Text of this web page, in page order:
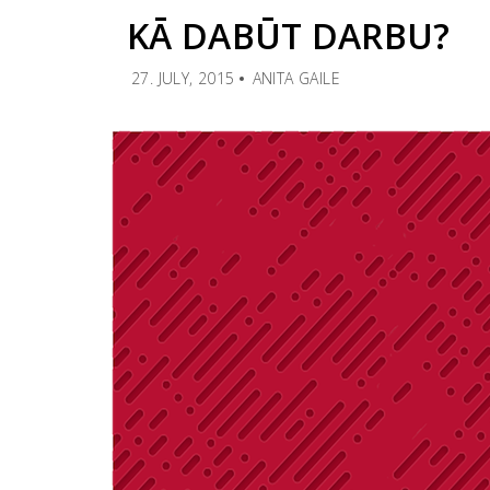
KĀ DABŪT DARBU?
27. JULY, 2015 ANITA GAILE